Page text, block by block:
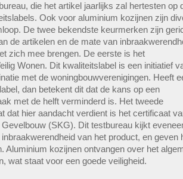
die het artikel jaarlijks zal hertesten op
Ook voor aluminium kozijnen zijn
De twee bekendste keurmerken zijn
de artikelen en de mate van
zich mee brengen. De eerste is het
Wonen. Dit kwaliteitslabel is een initiatief
met de woningbouwverenigingen. Heeft
dan betekent dit dat de kans op een
met de helft verminderd is. Het tweede
dat hier aandacht verdient is het certificaat
(SKG). Dit testbureau kijkt
van het product, en geven
Aluminium kozijnen ontvangen over het
wat staat voor een goede veiligheid.